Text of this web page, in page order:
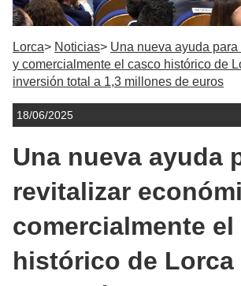
Lorca Noticias
Una nueva ayuda
y comercialmente el casco histórico de
inversión total a 1,3 millones de euros
18/06/2025
Una nueva ayuda
revitalizar
comercialmente el
histórico de Lorca